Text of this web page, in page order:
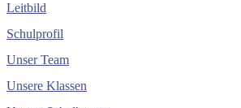
Leitbild
Schulprofil
Unser Team
Unsere Klassen